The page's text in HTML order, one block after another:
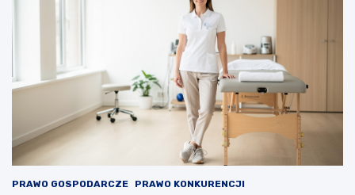
PRAWO GOSPODARCZE PRAWO KONKURENCJI